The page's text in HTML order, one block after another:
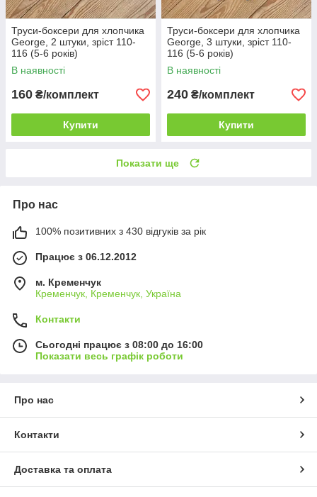
Труси-боксери для хлопчика
George, 2 штуки, зріст 110-
116 (5-6 років)
В наявності
160 ₴/комплект
Купити
Труси-боксери для хлопчика
George, 3 штуки, зріст 110-
116 (5-6 років)
В наявності
240 ₴/комплект
Купити
Показати ще
Про нас
100% позитивних з 430 відгуків за рік
Працює з 06.12.2012
м. Кременчук
Кременчук, Кременчук, Україна
Контакти
Сьогодні працює з 08:00 до 16:00
Показати весь графік роботи
Про нас
Контакти
Доставка та оплата